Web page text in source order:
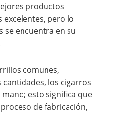
productos
excelentes, pero lo
se encuentra en su
comunes,
los cigarros
esto significa que
de fabricación,